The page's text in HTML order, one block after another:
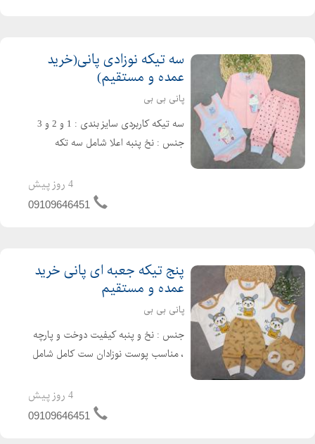
سه تیکه نوزادی پانی(خرید
عمده و مستقیم)
پانی بی بی
سه تیکه کاربردی سایز بندی : 1 و 2 و 3
جنس : نخ پنبه اعلا شامل سه تکه
رکابی،شلوار بسته بندی 6عددی که هر
جین شامل دو سری سایز بندی وجود دارد
4 روز پیش
09109646451
پنج تیکه جعبه ای پانی خرید
عمده و مستقیم
پانی بی بی
جنس : نخ و پنبه کیفیت دوخت و پارچه
، مناسب پوست نوزادان ست کامل شامل
شورت عینکی و شلوار می باشد که پنج
تکه اصلی و کاربری در لباس نوزاد هستند.
4 روز پیش
09109646451